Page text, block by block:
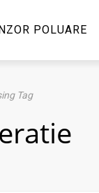
POLUARE
Tag